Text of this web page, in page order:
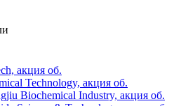
акция об.
Technology, акция об.
Biochemical Industry, акция об.